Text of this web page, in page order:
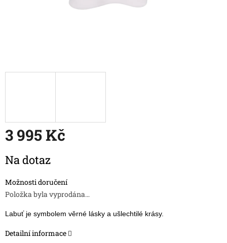
3 995 Kč
cena:
Na dotaz
Možnosti doručení
Položka byla vyprodána…
Labuť je symbolem věrné lásky a ušlechtilé krásy.
Detailní informace